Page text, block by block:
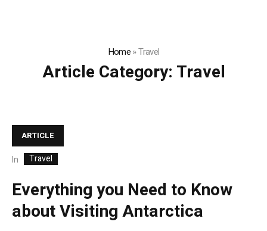
Home»Travel
Article Category: Travel
ARTICLE
In Travel
Everything you Need to Know
about Visiting Antarctica